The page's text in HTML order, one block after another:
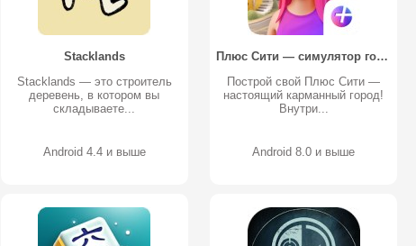
Stacklands
Stacklands — это строитель
деревень, в котором вы
складываете...
Android 4.4 и выше
Плюс Сити — симулятор города
Построй свой Плюс Сити —
настоящий карманный город!
Внутри...
Android 8.0 и выше